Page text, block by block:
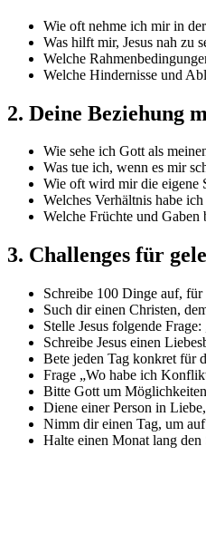
Wie oft nehme ich mir in
Was hilft mir, Jesus nah zu
Welche
Welche Hindernisse und
2. Deine Beziehung
Wie sehe ich Gott als
Was tue ich, wenn es mir
Wie oft wird mir die eigene
Welches Verhältnis habe
Welche Früchte und
3. Challenges für
Schreibe 100 Dinge auf,
Such dir einen Christen,
Stelle Jesus folgende
Schreibe Jesus einen
Bete jeden Tag konkret für
Frage „Wo habe ich
Bitte Gott um
Diene einer Person in
Nimm dir einen Tag, um
Halte einen Monat lang den